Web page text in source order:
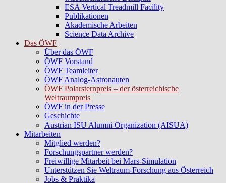
ESA Vertical Treadmill Facility
Publikationen
Akademische Arbeiten
Science Data Archive
Das ÖWF
Über das ÖWF
ÖWF Vorstand
ÖWF Teamleiter
ÖWF Analog-Astronauten
ÖWF Polarsternpreis – der österreichische
Weltraumpreis
ÖWF in der Presse
Geschichte
Austrian ISU Alumni Organization (AISUA)
Mitarbeiten
Mitglied werden?
Forschungspartner werden?
Freiwillige Mitarbeit bei Mars-Simulation
Unterstützen Sie Weltraum-Forschung aus Österreich
Jobs & Praktika